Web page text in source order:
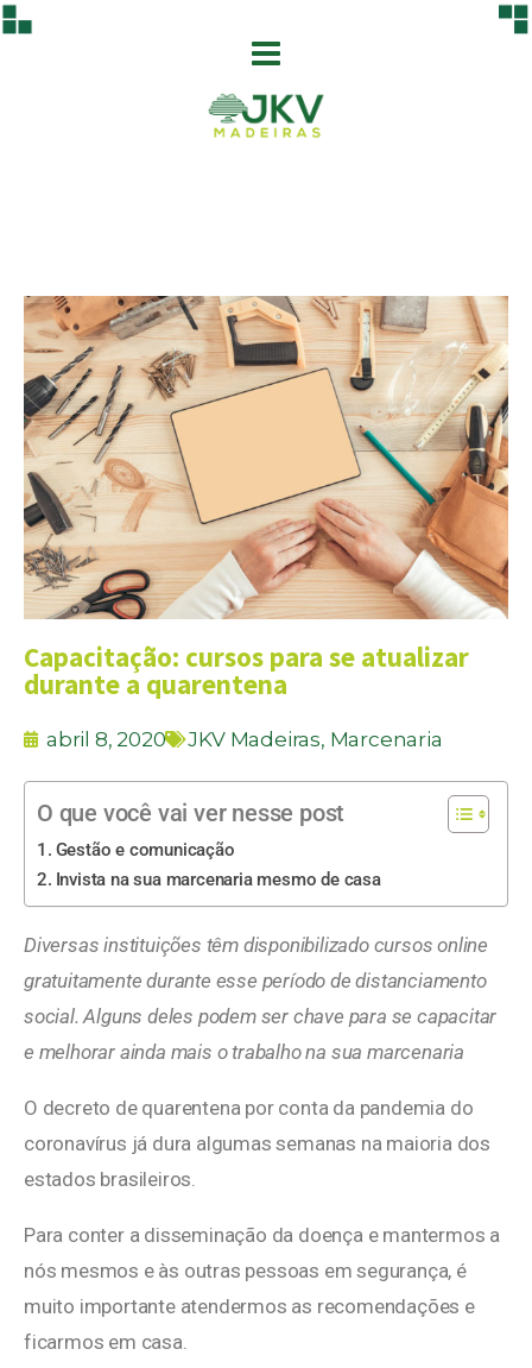
Capacitação: cursos para se atualizar
durante a quarentena
abril 8, 2020 JKV Madeiras, Marcenaria
O que você vai ver nesse post
Gestão e comunicação
Invista na sua marcenaria mesmo de casa
Diversas instituições têm disponibilizado cursos online
gratuitamente durante esse período de distanciamento
social. Alguns deles podem ser chave para se capacitar
e melhorar ainda mais o trabalho na sua marcenaria
O decreto de quarentena por conta da pandemia do
coronavírus já dura algumas semanas na maioria dos
estados brasileiros.
Para conter a disseminação da doença e mantermos a
nós mesmos e às outras pessoas em segurança, é
muito importante atendermos as recomendações e
ficarmos em casa.